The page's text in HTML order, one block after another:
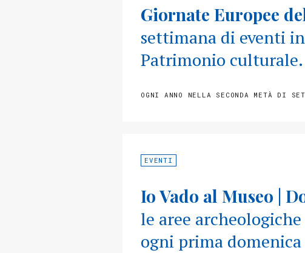
Giornate Europee
settimana di eventi
Patrimonio culturale.
OGNI ANNO NELLA SECONDA METÀ DI
EVENTI
Io Vado al Museo |
le aree
ogni prima